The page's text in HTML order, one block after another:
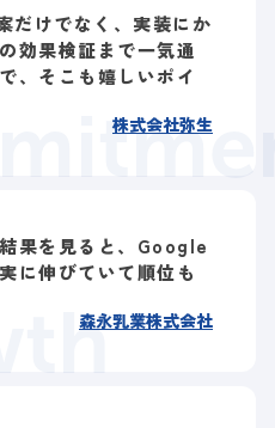
だけでなく、実装にか
効果検証まで一気通
、そこも嬉しいポイ
株式会社弥生
果を見ると、Google
に伸びていて順位も
森永乳業株式会社